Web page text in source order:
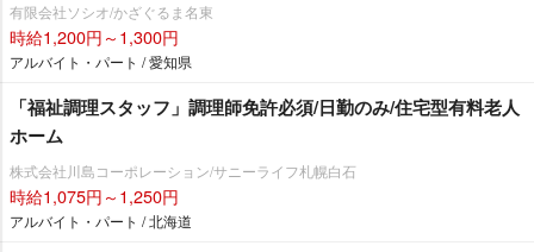
有限会社ソシオ/かざぐるま名東
時給1,200円～1,300円
アルバイト・パート / 愛知県
「福祉調理スタッフ」調理師免許必須/日勤のみ/住宅型有料老人
ホーム
株式会社川島コーポレーション/サニーライフ札幌白石
時給1,075円～1,250円
アルバイト・パート / 北海道